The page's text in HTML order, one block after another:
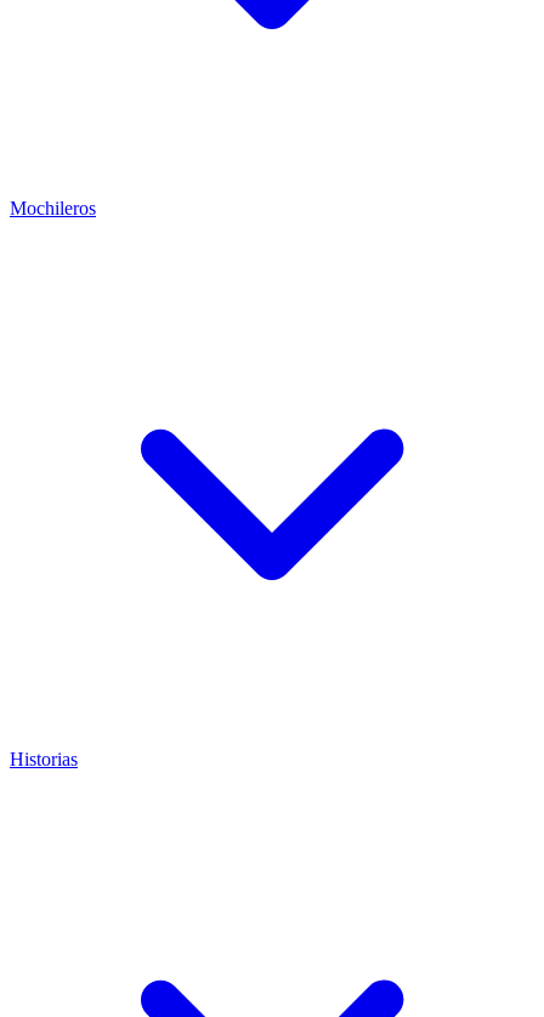
Mochileros
Historias